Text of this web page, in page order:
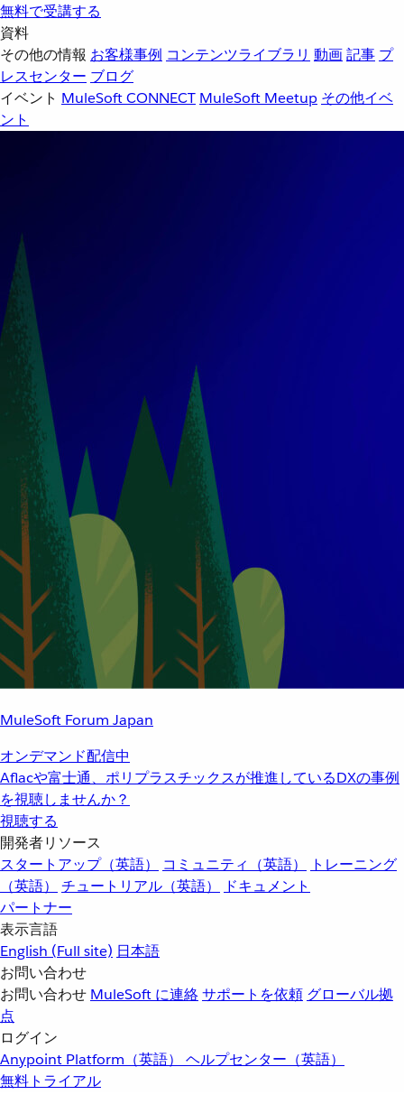
無料で受講する
資料
その他の情報 お客様事例 コンテンツライブラリ 動画記事 プ
レスセンター ブログ
イベント MuleSoft CONNECT MuleSoft Meetup その他イベ
ント
MuleSoft Forum Japan
オンデマンド配信中
Aflacや富士通、ポリプラスチックスが推進しているDXの事例
を視聴しませんか？
視聴する
開発者リソース
スタートアップ（英語）
コミュニティ（英語）
トレーニング
（英語）
チュートリアル（英語）
ドキュメント
パートナー
表示言語
English (Full site) 日本語
お問い合わせ
お問い合わせ MuleSoft に連絡サポートを依頼 グローバル拠
点
ログイン
Anypoint Platform（英語） ヘルプセンター（英語）
無料トライアル